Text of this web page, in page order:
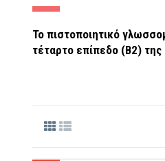
Το πιστοποιητικό
τέταρτο επίπεδο (B2)